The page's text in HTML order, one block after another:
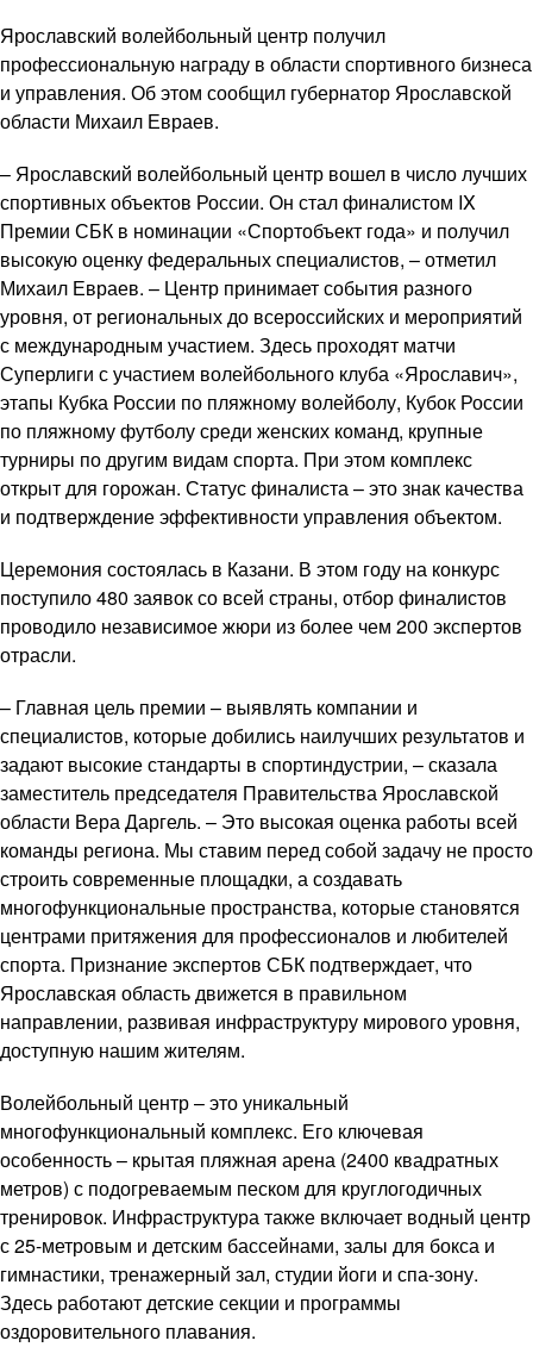
Ярославский волейбольный центр получил
профессиональную награду в области спортивного бизнеса
и управления. Об этом сообщил губернатор Ярославской
области Михаил Евраев.
– Ярославский волейбольный центр вошел в число лучших
спортивных объектов России. Он стал финалистом IX
Премии СБК в номинации «Спортобъект года» и получил
высокую оценку федеральных специалистов, – отметил
Михаил Евраев. – Центр принимает события разного
уровня, от региональных до всероссийских и мероприятий
с международным участием. Здесь проходят матчи
Суперлиги с участием волейбольного клуба «Ярославич»,
этапы Кубка России по пляжному волейболу, Кубок России
по пляжному футболу среди женских команд, крупные
турниры по другим видам спорта. При этом комплекс
открыт для горожан. Статус финалиста – это знак качества
и подтверждение эффективности управления объектом.
Церемония состоялась в Казани. В этом году на конкурс
поступило 480 заявок со всей страны, отбор финалистов
проводило независимое жюри из более чем 200 экспертов
отрасли.
– Главная цель премии – выявлять компании и
специалистов, которые добились наилучших результатов и
задают высокие стандарты в спортиндустрии, – сказала
заместитель председателя Правительства Ярославской
области Вера Даргель. – Это высокая оценка работы всей
команды региона. Мы ставим перед собой задачу не просто
строить современные площадки, а создавать
многофункциональные пространства, которые становятся
центрами притяжения для профессионалов и любителей
спорта. Признание экспертов СБК подтверждает, что
Ярославская область движется в правильном
направлении, развивая инфраструктуру мирового уровня,
доступную нашим жителям.
Волейбольный центр – это уникальный
многофункциональный комплекс. Его ключевая
особенность – крытая пляжная арена (2400 квадратных
метров) с подогреваемым песком для круглогодичных
тренировок. Инфраструктура также включает водный центр
с 25-метровым и детским бассейнами, залы для бокса и
гимнастики, тренажерный зал, студии йоги и спа-зону.
Здесь работают детские секции и программы
оздоровительного плавания.